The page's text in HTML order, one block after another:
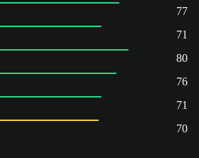
77
71
80
76
71
70